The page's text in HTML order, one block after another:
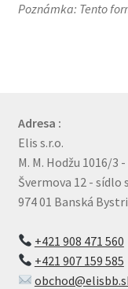
Poznámka: Tento
Adresa :
Elis s.r.o.
M. M. Hodžu 1016/3
Švermova 12 -
974 01 Banská
+421 908 471 560
+421 907 159 585